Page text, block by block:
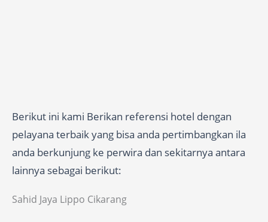
Berikut ini kami Berikan referensi hotel dengan
pelayana terbaik yang bisa anda pertimbangkan ila
anda berkunjung ke perwira dan sekitarnya antara
lainnya sebagai berikut:
Sahid Jaya Lippo Cikarang